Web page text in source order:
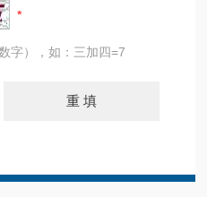
字），如：三加四=7